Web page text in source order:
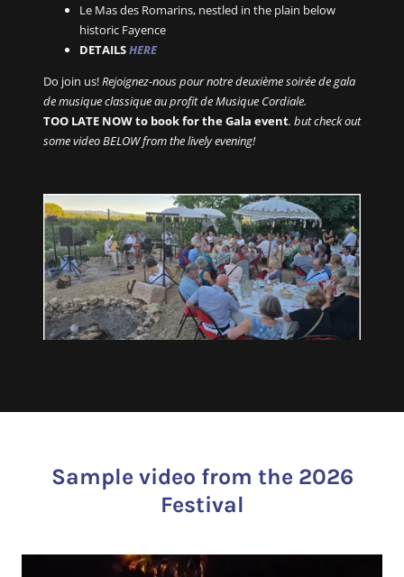
Le Mas des Romarins, nestled in the plain below
historic Fayence
DETAILSHERE
Do join us!Rejoignez-nous pour notre deuxième soirée de gala
de musique classique au profit de Musique Cordiale.
TOO LATE NOW to book for the Gala event. but check out
some video BELOW from the lively evening!
Sample video from the 2026
Festival